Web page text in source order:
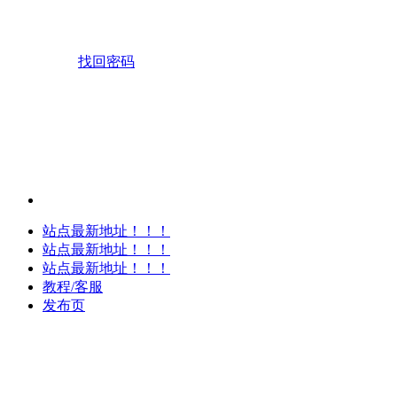
找回密码
站点最新地址！！！
站点最新地址！！！
站点最新地址！！！
教程/客服
发布页